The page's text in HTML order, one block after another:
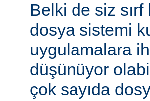
Belki de siz
dosya sistemi
uygulamalara
düşünüyor
çok sayıda